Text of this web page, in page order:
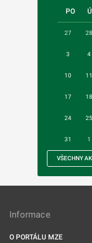
PO
27 28
3 4
10 11
17 18
24 25
31 1
VŠECHNY
Informace
O PORTÁLU MZE